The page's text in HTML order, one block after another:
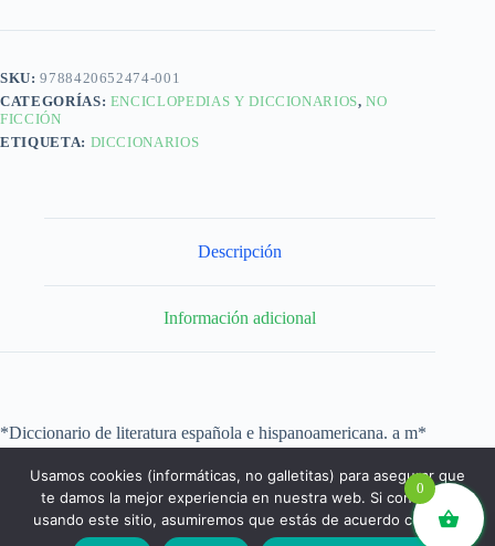
SKU:9788420652474-001
CATEGORÍAS: ENCICLOPEDIAS Y DICCIONARIOS,NO
FICCIÓN
ETIQUETA: DICCIONARIOS
Descripción
Información adicional
*Diccionario de literatura española e hispanoamericana. a m*
0
Usamos cookies (informáticas, no galletitas) para asegurar que
te damos la mejor experiencia en nuestra web. Si continúas
usando este sitio, asumiremos que estás de acuerdo con ello.